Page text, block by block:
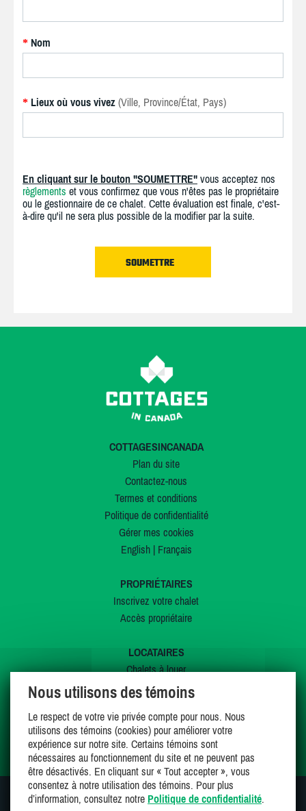
* Nom
* Lieux où vous vivez (Ville, Province/État, Pays)
En cliquant sur le bouton "SOUMETTRE" vous acceptez nos
règlements et vous confirmez que vous n'êtes pas le propriétaire
ou le gestionnaire de ce chalet. Cette évaluation est finale, c'est-
à-dire qu'il ne sera plus possible de la modifier par la suite.
COTTAGESINCANADA
Plan du site
Contactez-nous
Termes et conditions
Politique de confidentialité
Gérer mes cookies
English| Français
PROPRIÉTAIRES
Inscrivez votre chalet
Accès propriétaire
LOCATAIRES
Chalets à louer
Chalets à vendre
Offres spéciales
Mes favoris
SUIVEZ-NOUS SUR
Nous utilisons des témoins
Le respect de votre vie privée compte pour nous. Nous
utilisons des témoins (cookies) pour améliorer votre
expérience sur notre site. Certains témoins sont
nécessaires au fonctionnement du site et ne peuvent pas
être désactivés. En cliquant sur « Tout accepter », vous
consentez à notre utilisation des témoins. Pour plus
d’information, consultez notre Politique de confidentialité.